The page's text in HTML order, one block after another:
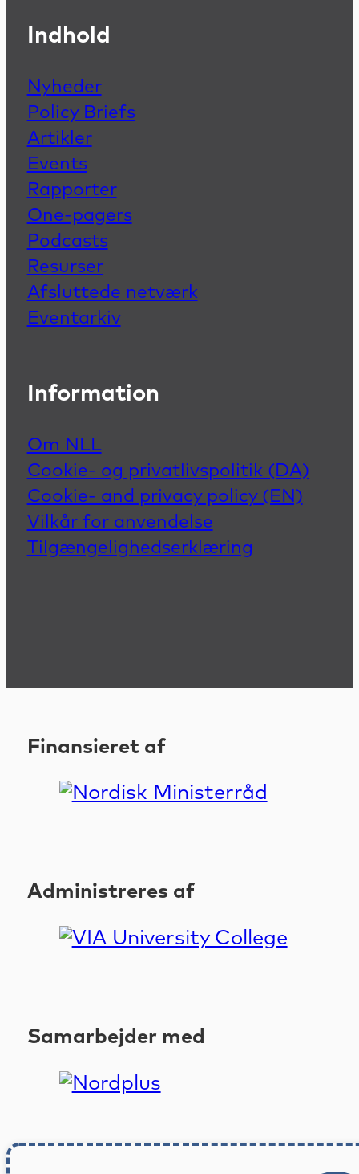
Indhold
Nyheder
Policy Briefs
Artikler
Events
Rapporter
One-pagers
Podcasts
Resurser
Afsluttede netværk
Eventarkiv
Information
Om NLL
Cookie- og privatlivspolitik (DA)
Cookie- and privacy policy (EN)
Vilkår for anvendelse
Tilgængelighedserklæring
Finansieret af
Administreres af
Samarbejder med